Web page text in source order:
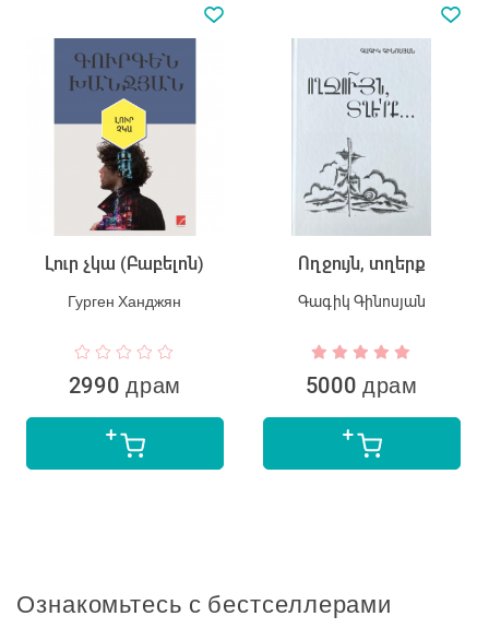
Լուր չկա (Բաբելոն)
Гурген Ханджян
2990 драм
Ողջույն, տղերք
Գագիկ Գինոսյան
5000 драм
Ознакомьтесь с бестселлерами